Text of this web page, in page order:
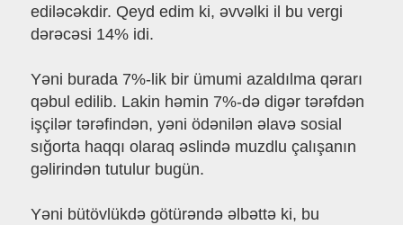
ediləcəkdir. Qeyd edim ki, əvvəlki il bu vergi
dərəcəsi 14% idi.
Yəni burada 7%-lik bir ümumi azaldılma qərarı
qəbul edilib. Lakin həmin 7%-də digər tərəfdən
işçilər tərəfindən, yəni ödənilən əlavə sosial
sığorta haqqı olaraq əslində muzdlu çalışanın
gəlirindən tutulur bugün.
Yəni bütövlükdə götürəndə əlbəttə ki, bu